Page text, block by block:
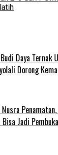
Daya Ternak
Dorong
Nusra
Bisa Jadi